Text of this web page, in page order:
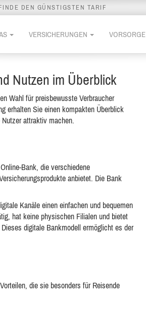
DEN GÜNSTIGSTEN TARIF
VERSICHERUNGEN VORSORGE
Nutzen im Überblick
Wahl für preisbewusste Verbraucher
erhalten Sie einen kompakten Überblick
attraktiv machen.
Bank, die verschiedene
anbietet. Die Bank
Kanäle einen einfachen und bequemen
hat keine physischen Filialen und bietet
digitale Bankmodell ermöglicht es der
die sie besonders für Reisende